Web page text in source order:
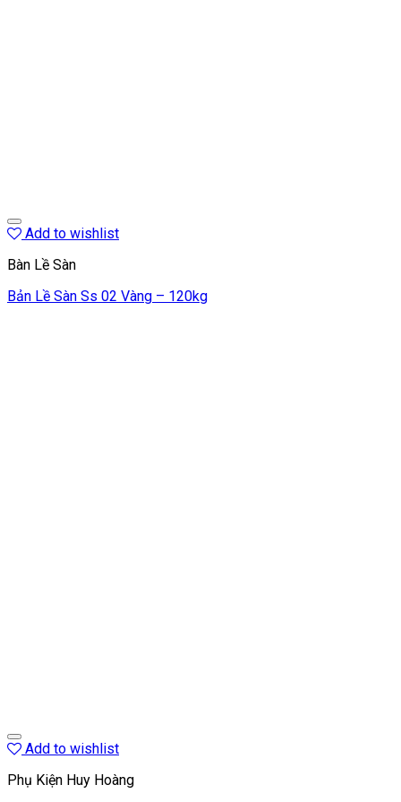
Add to wishlist
Bàn Lề Sàn
Bản Lề Sàn Ss 02 Vàng – 120kg
Add to wishlist
Phụ Kiện Huy Hoàng